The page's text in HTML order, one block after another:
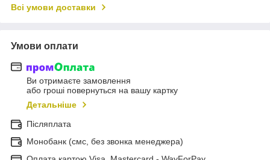
Всі умови доставки
Умови оплати
Ви отримаєте замовлення
або гроші повернуться на вашу картку
Детальніше
Післяплата
Монобанк (смс, без звонка менеджера)